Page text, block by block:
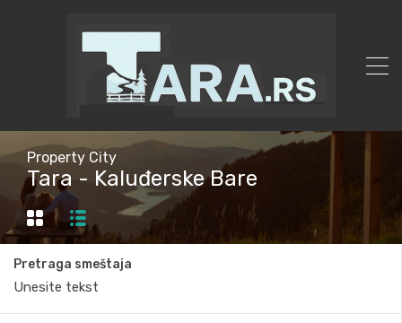
Property City
Tara - Kaluđerske Bare
Pretraga smeštaja